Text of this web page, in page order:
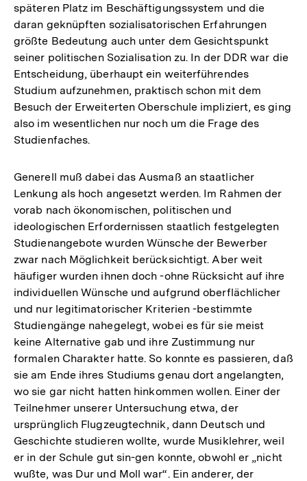
späteren Platz im Beschäftigungssystem und die
daran geknüpften sozialisatorischen Erfahrungen
größte Bedeutung auch unter dem Gesichtspunkt
seiner politischen Sozialisation zu. In der DDR war die
Entscheidung, überhaupt ein weiterführendes
Studium aufzunehmen, praktisch schon mit dem
Besuch der Erweiterten Oberschule impliziert, es ging
also im wesentlichen nur noch um die Frage des
Studienfaches.
Generell muß dabei das Ausmaß an staatlicher
Lenkung als hoch angesetzt werden. Im Rahmen der
vorab nach ökonomischen, politischen und
ideologischen Erfordernissen staatlich festgelegten
Studienangebote wurden Wünsche der Bewerber
zwar nach Möglichkeit berücksichtigt. Aber weit
häufiger wurden ihnen doch -ohne Rücksicht auf ihre
individuellen Wünsche und aufgrund oberflächlicher
und nur legitimatorischer Kriterien -bestimmte
Studiengänge nahegelegt, wobei es für sie meist
keine Alternative gab und ihre Zustimmung nur
formalen Charakter hatte. So konnte es passieren, daß
sie am Ende ihres Studiums genau dort angelangten,
wo sie gar nicht hatten hinkommen wollen. Einer der
Teilnehmer unserer Untersuchung etwa, der
ursprünglich Flugzeugtechnik, dann Deutsch und
Geschichte studieren wollte, wurde Musiklehrer, weil
er in der Schule gut sin-gen konnte, obwohl er „nicht
wußte, was Dur und Moll war“. Ein anderer, der